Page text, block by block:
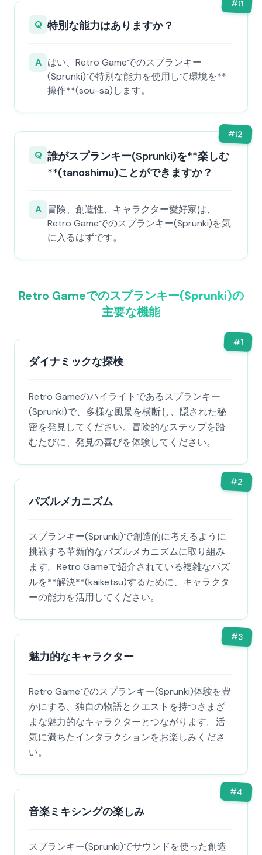
#11
Q 特別な能力はありますか？
A はい、Retro Gameでのスプランキー
(Sprunki)で特別な能力を使用して環境を**
操作**(sou-sa)します。
#12
Q 誰がスプランキー(Sprunki)を**楽しむ
**(tanoshimu)ことができますか？
A 冒険、創造性、キャラクター愛好家は、
Retro Gameでのスプランキー(Sprunki)を気
に入るはずです。
Retro Gameでのスプランキー(Sprunki)の
主要な機能
#1
ダイナミックな探検
Retro Gameのハイライトであるスプランキー
(Sprunki)で、多様な風景を横断し、隠された秘
密を発見してください。冒険的なステップを踏
むたびに、発見の喜びを体験してください。
#2
パズルメカニズム
スプランキー(Sprunki)で創造的に考えるように
挑戦する革新的なパズルメカニズムに取り組み
ます。Retro Gameで紹介されている複雑なパズ
ルを**解決**(kaiketsu)するために、キャラクタ
ーの能力を活用してください。
#3
魅力的なキャラクター
Retro Gameでのスプランキー(Sprunki)体験を豊
かにする、独自の物語とクエストを持つさまざ
まな魅力的なキャラクターとつながります。活
気に満ちたインタラクションをお楽しみくださ
い。
#4
音楽ミキシングの楽しみ
スプランキー(Sprunki)でサウンドを使った創造